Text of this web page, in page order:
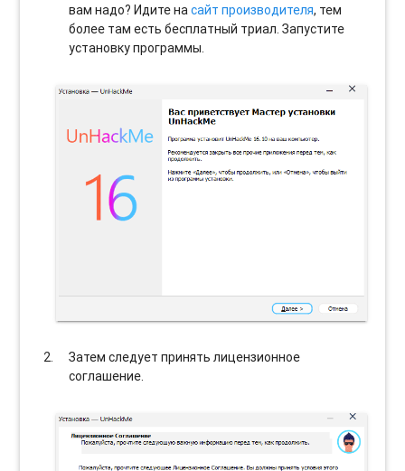
вам надо? Идите насайт производителя, тем
более там есть бесплатный триал. Запустите
установку программы.
Затем следует принять лицензионное
соглашение.